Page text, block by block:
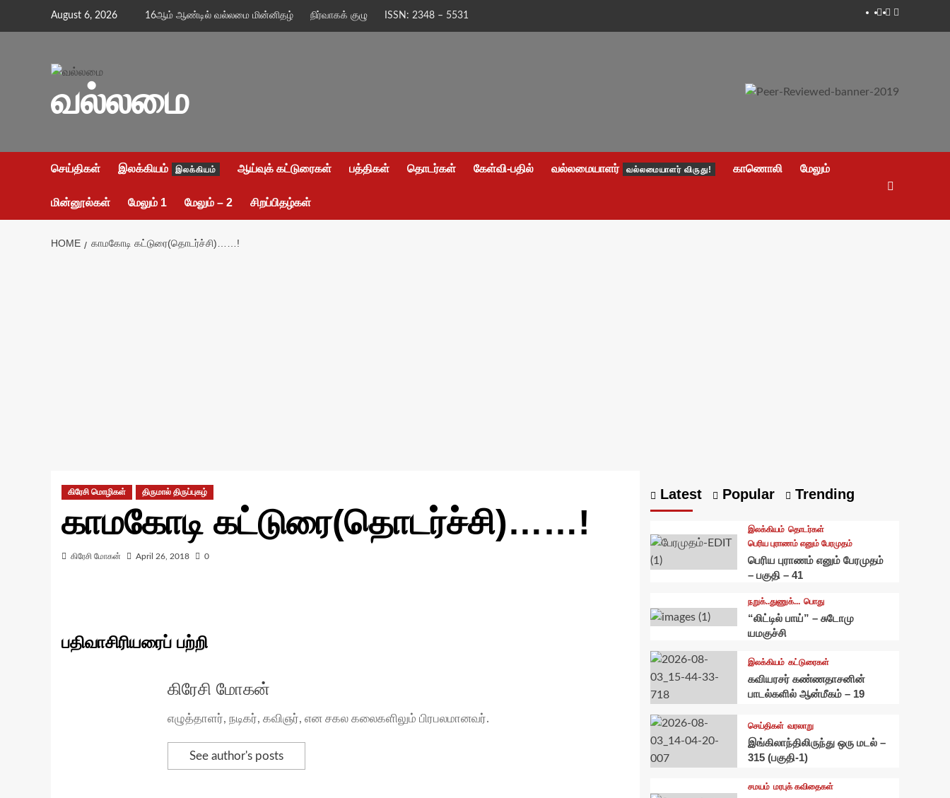
August 6, 2026 16ஆம் ஆண்டில் வல்லமை மின்னிதழ் நிர்வாகக் குழு ISSN: 2348 – 5531 Facebook
Twitter
Youtube
வல்லமை
செய்திகள் இலக்கியம் இலக்கியம் ஆய்வுக் கட்டுரைகள் பத்திகள் தொடர்கள் கேள்வி-பதில் வல்லமையாளர் வல்லமையாளர் விருது! காணொலி மேலும்
மின்னூல்கள் மேலும் 1 மேலும் – 2 சிறப்பிதழ்கள்
HOME காமகோடி கட்டுரை(தொடர்ச்சி)……!
கிரேசி மொழிகள் திருமால் திருப்புகழ்
காமகோடி கட்டுரை(தொடர்ச்சி)……!
கிரேசி மோகன் April 26, 2018 0
பதிவாசிரியரைப் பற்றி
கிரேசி மோகன்
எழுத்தாளர், நடிகர், கவிஞர், என சகல கலைகளிலும் பிரபலமானவர்.
See author's posts
Latest Popular Trending
இலக்கியம் தொடர்கள்
பெரிய புராணம் எனும் பேரமுதம்
பெரிய புராணம் எனும் பேரமுதம்
– பகுதி – 41
நறுக்..துணுக்... பொது
“லிட்டில் பாய்” – சுடோமு
யமகுச்சி
இலக்கியம் கட்டுரைகள்
கவியரசர் கண்ணதாசனின்
பாடல்களில் ஆன்மீகம் – 19
செய்திகள் வரலாறு
இங்கிலாந்திலிருந்து ஒரு மடல் –
315 (பகுதி-1)
சமயம் மரபுக் கவிதைகள்